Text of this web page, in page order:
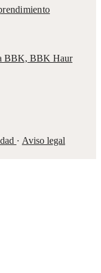
BBK, BBK Haur
· Aviso legal